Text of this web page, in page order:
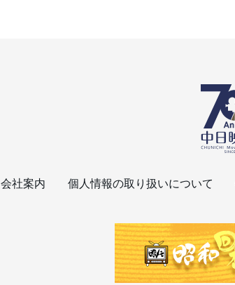
会社案内 個人情報の取り扱いについて